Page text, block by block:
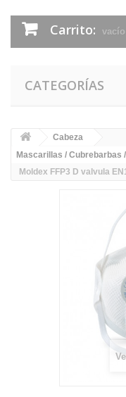
Carrito: vacío
CATEGORÍAS
Cabeza
Mascarillas /
Moldex FFP3 D valvula